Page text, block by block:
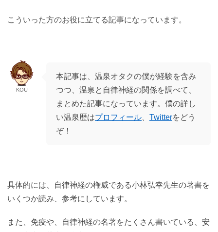
こういった方のお役に立てる記事になっています。
KOU
本記事は、温泉オタクの僕が経験を含み
つつ、温泉と自律神経の関係を調べて、
まとめた記事になっています。僕の詳し
い温泉歴はプロフィール Twitterをどう
ぞ！
具体的には、自律神経の権威である小林弘幸先生の著書を
いくつか読み、参考にしています。
また、免疫や、自律神経の名著をたくさん書いている、安